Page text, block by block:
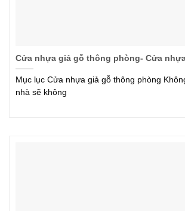
Cửa nhựa giả gỗ thông phòng- Cửa
Mục lục Cửa nhựa giả gỗ thông phòng
nhà sẽ không